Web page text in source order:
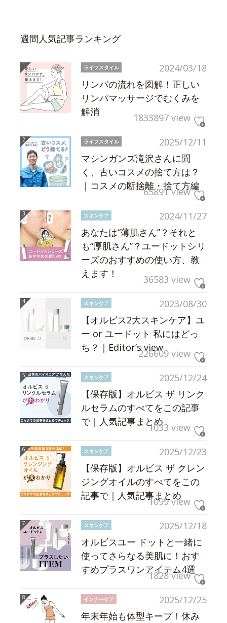
週間人気記事ランキング
2024/03/18
ライフスタイル
リンパの流れを図解！正しい
リンパマッサージでむくみを
解消
1833897 view
2025/12/11
ライフスタイル
マシンガンズ滝沢さんに聞
く、古いコスメの捨て方は？
｜コスメの断捨離・捨て方編
65891 view
2024/11/27
スキンケア
あなたは“薄肌さん”？それと
も“厚肌さん”？ユードットシリ
ーズのおすすめの使い方、教
えます！
36583 view
2023/08/30
スキンケア
【オルビス2大スキンケア】ユ
ー or ユードット 私にはどっ
ち？｜Editor’s view226609 view
2025/12/24
スキンケア
【保存版】オルビス ザ リンク
ルセラムのすべてをこの記事
で｜人気記事まとめ1033 view
2025/12/23
スキンケア
【保存版】オルビス ザ クレン
ジングオイルのすべてをこの
記事で｜人気記事まとめ
1099 view
2025/12/18
スキンケア
オルビスユー ドットと一緒に
使ってさらなる美肌に！おす
すめプラスワンアイテム4選
1828 view
2025/12/25
インナーケア
年末年始も体型キープ！休み